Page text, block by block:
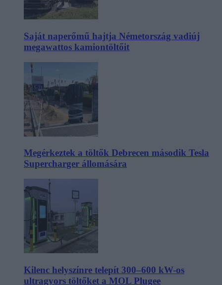
Saját naperőmű hajtja Németország vadiúj
megawattos kamiontöltőit
Megérkeztek a töltők Debrecen második Tesla
Supercharger állomására
Kilenc helyszínre telepít 300–600 kW-os
ultragyors töltőket a MOL Plugee